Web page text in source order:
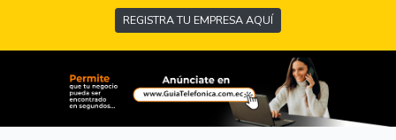
REGISTRA TU EMPRESA AQUÍ